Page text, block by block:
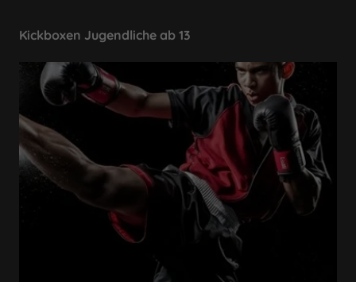
Kickboxen Jugendliche ab 13